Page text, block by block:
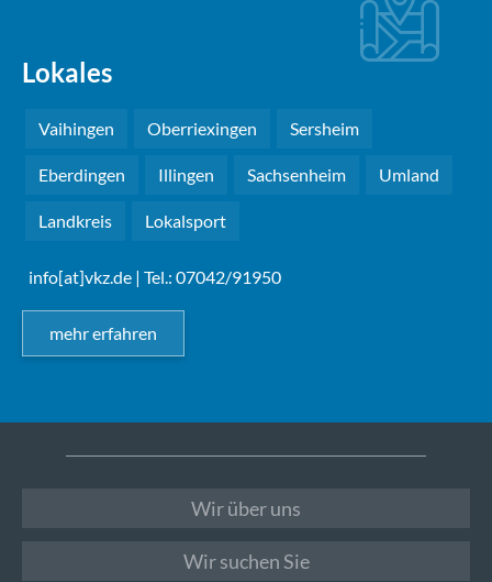
Lokales
Vaihingen Oberriexingen Sersheim
Eberdingen Illingen Sachsenheim Umland
Landkreis Lokalsport
info[at]vkz.de | Tel.: 07042/91950
mehr erfahren
Wir über uns
Wir suchen Sie